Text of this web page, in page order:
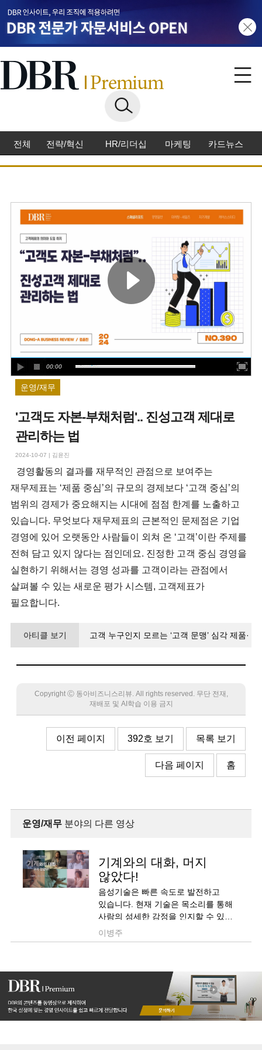
전체 전략/혁신 HR/리더십 마케팅 카드뉴스
00:00
운영/재무
'고객도 자본-부채처럼'.. 진성고객 제대로
관리하는 법
2024-10-07 | 김윤진
경영활동의 결과를 재무적인 관점으로 보여주는
재무제표는 ‘제품 중심’의 규모의 경제보다 ‘고객 중심’의
범위의 경제가 중요해지는 시대에 점점 한계를 노출하고
있습니다. 무엇보다 재무제표의 근본적인 문제점은 기업
경영에 있어 오랫동안 사람들이 외쳐 온 ‘고객’이란 주제를
전혀 담고 있지 않다는 점인데요. 진정한 고객 중심 경영을
실현하기 위해서는 경영 성과를 고객이라는 관점에서
살펴볼 수 있는 새로운 평가 시스템, 고객제표가
필요합니다.
아티클 보기
고객 누구인지 모르는 ‘고객 문맹’ 심각 제품·
Copyright Ⓒ 동아비즈니스리뷰. All rights reserved. 무단 전재,
재배포 및 AI학습 이용 금지
이전 페이지 392호 보기 목록 보기
다음 페이지 홈
운영/재무분야의 다른 영상
기계와의 대화, 머지
않았다!
음성기술은 빠른 속도로 발전하고
있습니다. 현재 기술은 목소리를 통해
사람의 섬세한 감정을 인지할 수 있는
수준이며, 언어이해 기술은 말의
뉘앙스까지 이해할 정도로 발전하고
고민하는 기업은 음성기술이 만들
새로운 환경에 대비하고 이를 활용할
준비를 해야 합니다. 동영상에서 더욱
자세한 내..
이병주